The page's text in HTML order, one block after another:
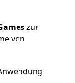
zur
von